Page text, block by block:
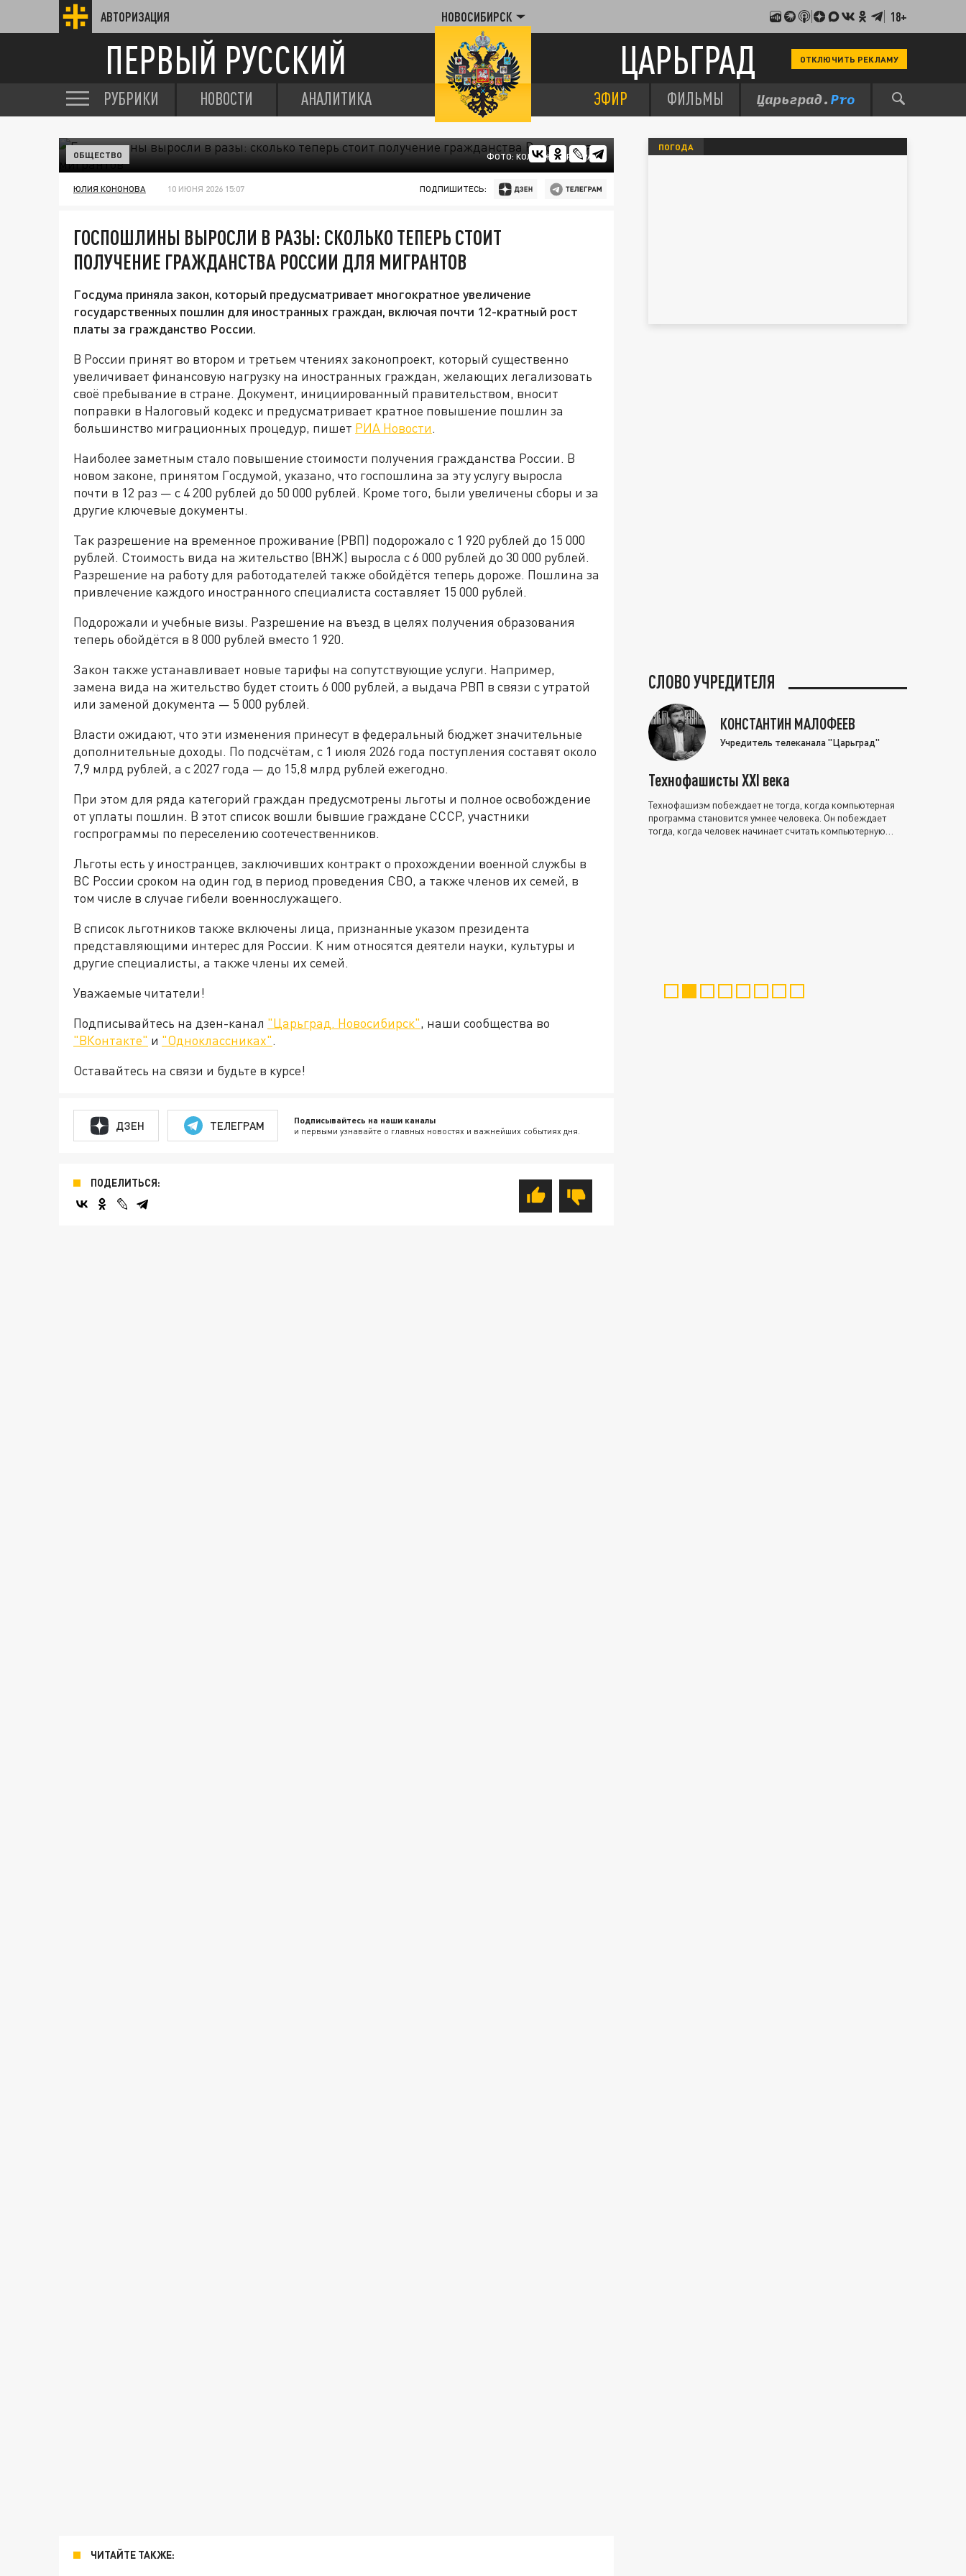
АВТОРИЗАЦИЯ НОВОСИБИРСК 18+
ПЕРВЫЙ РУССКИЙ ЦАРЬГРАД ОТКЛЮЧИТЬ РЕКЛАМУ
РУБРИКИ НОВОСТИ АНАЛИТИКА ЭФИР ФИЛЬМЫ
ФОТО: КОЛЛАЖ ЦАРЬГРАД
ОБЩЕСТВО
ЮЛИЯ КОНОНОВА 10 ИЮНЯ 2026 15:07 ПОДПИШИТЕСЬ:
ГОСПОШЛИНЫ ВЫРОСЛИ В РАЗЫ: СКОЛЬКО ТЕПЕРЬ СТОИТ
ПОЛУЧЕНИЕ ГРАЖДАНСТВА РОССИИ ДЛЯ МИГРАНТОВ
Госдума приняла закон, который предусматривает многократное увеличение
государственных пошлин для иностранных граждан, включая почти 12-кратный рост
платы за гражданство России.
В России принят во втором и третьем чтениях законопроект, который существенно
увеличивает финансовую нагрузку на иностранных граждан, желающих легализовать
своё пребывание в стране. Документ, инициированный правительством, вносит
поправки в Налоговый кодекс и предусматривает кратное повышение пошлин за
большинство миграционных процедур, пишет РИА Новости.
Наиболее заметным стало повышение стоимости получения гражданства России. В
новом законе, принятом Госдумой, указано, что госпошлина за эту услугу выросла
почти в 12 раз — с 4 200 рублей до 50 000 рублей. Кроме того, были увеличены сборы и за
другие ключевые документы.
Так разрешение на временное проживание (РВП) подорожало с 1 920 рублей до 15 000
рублей. Стоимость вида на жительство (ВНЖ) выросла с 6 000 рублей до 30 000 рублей.
Разрешение на работу для работодателей также обойдётся теперь дороже. Пошлина за
привлечение каждого иностранного специалиста составляет 15 000 рублей.
Подорожали и учебные визы. Разрешение на въезд в целях получения образования
теперь обойдётся в 8 000 рублей вместо 1 920.
Закон также устанавливает новые тарифы на сопутствующие услуги. Например,
замена вида на жительство будет стоить 6 000 рублей, а выдача РВП в связи с утратой
или заменой документа — 5 000 рублей.
Власти ожидают, что эти изменения принесут в федеральный бюджет значительные
дополнительные доходы. По подсчётам, с 1 июля 2026 года поступления составят около
7,9 млрд рублей, а с 2027 года — до 15,8 млрд рублей ежегодно.
При этом для ряда категорий граждан предусмотрены льготы и полное освобождение
от уплаты пошлин. В этот список вошли бывшие граждане СССР, участники
госпрограммы по переселению соотечественников.
Льготы есть у иностранцев, заключивших контракт о прохождении военной службы в
ВС России сроком на один год в период проведения СВО, а также членов их семей, в
том числе в случае гибели военнослужащего.
В список льготников также включены лица, признанные указом президента
представляющими интерес для России. К ним относятся деятели науки, культуры и
другие специалисты, а также члены их семей.
Уважаемые читатели!
Подписывайтесь на дзен-канал "Царьград. Новосибирск", наши сообщества во
"ВКонтакте" и "Одноклассниках".
Оставайтесь на связи и будьте в курсе!
ДЗЕН ТЕЛЕГРАМ Подписывайтесь на наши каналы
и первыми узнавайте о главных новостях и важнейших событиях дня.
ПОДЕЛИТЬСЯ:
ЧИТАЙТЕ ТАКЖЕ:
ПОГОДА
СЛОВО УЧРЕДИТЕЛЯ
КОНСТАНТИН МАЛОФЕЕВ
Учредитель телеканала "Царьград"
Технофашисты XXI века
Технофашизм побеждает не тогда, когда компьютерная
программа становится умнее человека. Он побеждает
тогда, когда человек начинает считать компьютерную